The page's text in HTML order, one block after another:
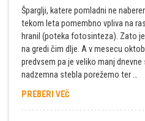
Šparglji, katere pomladni ne
tekom leta pomembno vpliva na
hranil (poteka fotosinteza). Zato
na gredi čim dlje. A v mesecu
predvsem pa je veliko manj
nadzemna stebla porežemo ter …
PREBERI VEČPRIPRAVA